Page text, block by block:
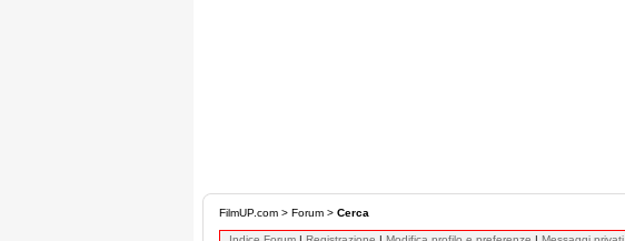
FilmUP.com > Forum > Cerca